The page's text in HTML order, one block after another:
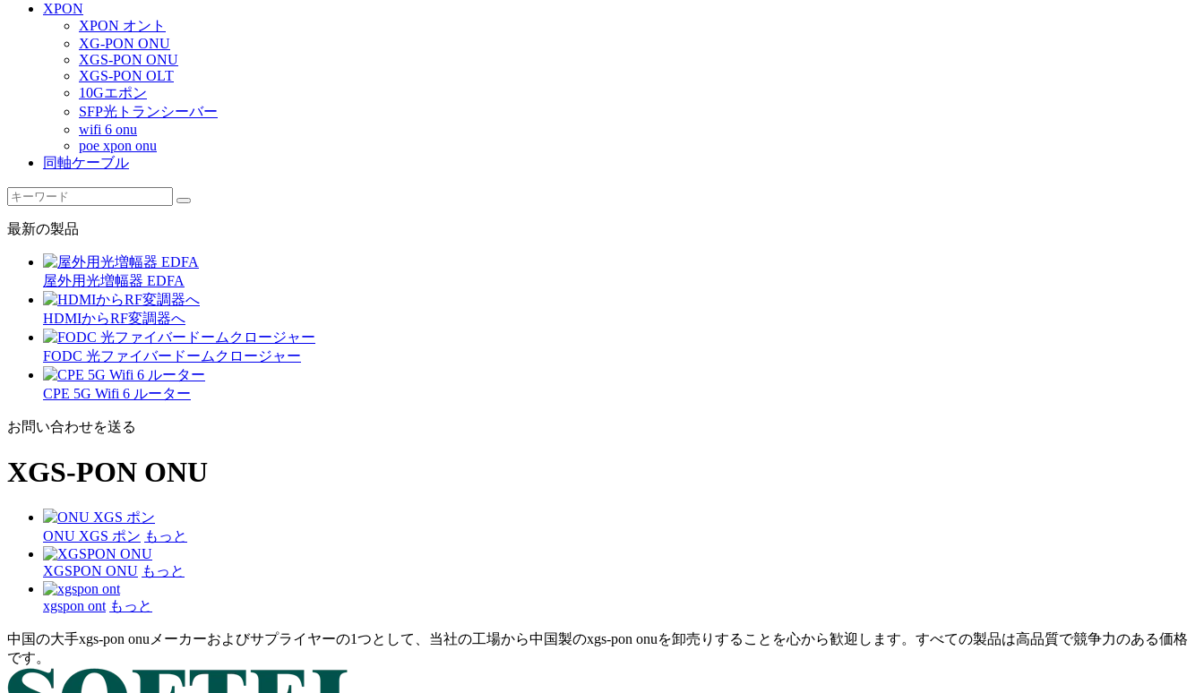
XPON
XPON オント
XG-PON ONU
XGS-PON ONU
XGS-PON OLT
10Gエポン
SFP光トランシーバー
wifi 6 onu
poe xpon onu
同軸ケーブル
最新の製品
屋外用光増幅器 EDFA
HDMIからRF変調器へ
FODC 光ファイバードームクロージャー
CPE 5G Wifi 6 ルーター
お問い合わせを送る
XGS-PON ONU
ONU XGS ポン もっと
XGSPON ONU もっと
xgspon ont もっと
中国の大手xgs-pon onuメーカーおよびサプライヤーの1つとして、当社の工場から中国製のxgs-pon onuを卸売りすることを心から歓迎します。すべての製品は高品質で競争力のある価格
です。